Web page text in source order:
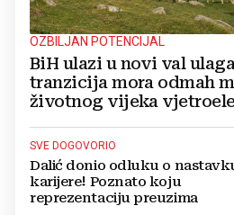
OZBILJAN POTENCIJAL
BiH ulazi u novi val
tranzicija mora odmah
životnog vijeka
SVE DOGOVORIO
Dalić donio odluku o
karijere! Poznato koju
reprezentaciju preuzima